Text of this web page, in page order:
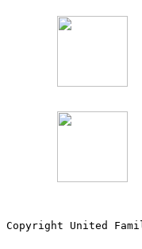
Copyright United